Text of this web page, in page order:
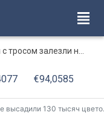
на крышу собора
€94,0585
1700 деревьев и более 6 тысяч кустарников